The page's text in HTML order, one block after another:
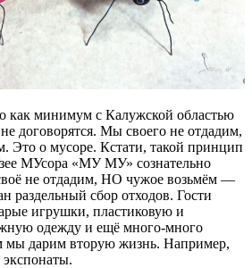
как минимум с Калужской областью
договорятся. Мы своего не отдадим,
Это о мусоре. Кстати, такой принцип
МУсора «МУ МУ» сознательно
не отдадим, НО чужое возьмём —
сбор отходов. Гости
игрушки, пластиковую и
одежду и ещё много-много
мы дарим вторую жизнь. Например,
экспонаты.